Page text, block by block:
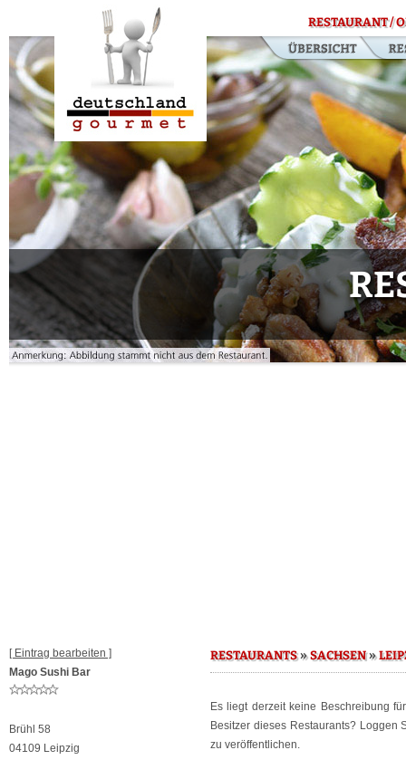
RESTAURANT /
[ Eintrag bearbeiten ]
Mago Sushi Bar
Brühl 58
04109 Leipzig
RESTAURANTS»SACHSEN»
Es liegt derzeit keine Beschreibung
Besitzer dieses Restaurants? Loggen
zu veröffentlichen.